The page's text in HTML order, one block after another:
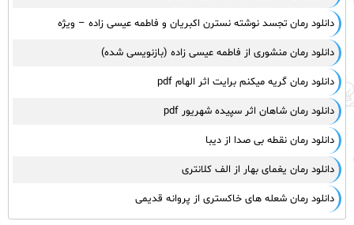
دانلود رمان تجسد نوشته نسترن اکبریان و فاطمه عیسی زاده – ویژه
دانلود رمان منشوری از فاطمه عیسی زاده (بازنویسی شده)
دانلود رمان گریه میکنم برایت اثر الهام pdf
دانلود رمان شاهان اثر سپیده شهریور pdf
دانلود رمان نقطه بی صدا از دیبا
دانلود رمان یغمای بهار از الف کلانتری
دانلود رمان شعله های خاکستری از پروانه قدیمی